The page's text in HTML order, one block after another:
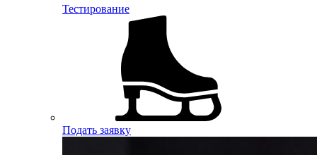
Тестирование
Подать заявку